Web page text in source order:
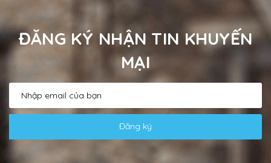
ĐĂNG KÝ NHẬN TIN KHUYẾN
MẠI
Đăng ký